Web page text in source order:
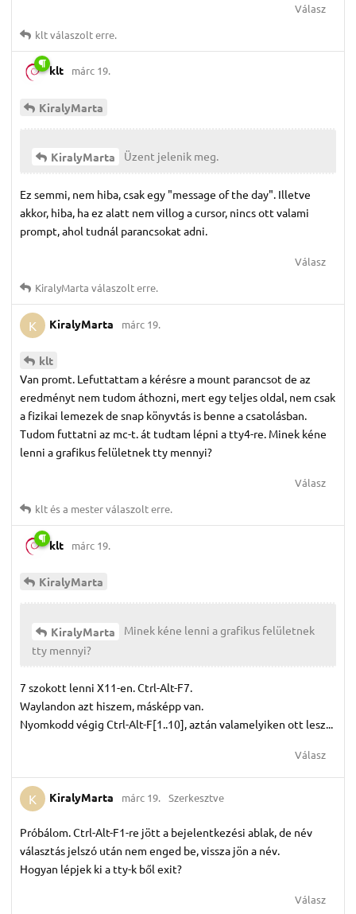
Válasz
kltválaszolt erre.
klt márc 19.
KiralyMarta
KiralyMarta Üzent jelenik meg.
Ez semmi, nem hiba, csak egy "message of the day". Illetve
akkor, hiba, ha ez alatt nem villog a cursor, nincs ott valami
prompt, ahol tudnál parancsokat adni.
Válasz
KiralyMarta válaszolt erre.
K KiralyMarta márc 19.
klt
Van promt. Lefuttattam a kérésre a mount parancsot de az
eredményt nem tudom áthozni, mert egy teljes oldal, nem csak
a fizikai lemezek de snap könyvtás is benne a csatolásban.
Tudom futtatni az mc-t. át tudtam lépni a tty4-re. Minek kéne
lenni a grafikus felületnek tty mennyi?
Válasz
kltésa mesterválaszolt erre.
klt márc 19.
KiralyMarta
KiralyMarta
Minek kéne lenni a grafikus felületnek
tty mennyi?
7 szokott lenni X11-en. Ctrl-Alt-F7.
Waylandon azt hiszem, másképp van.
Nyomkodd végig Ctrl-Alt-F[1..10], aztán valamelyiken ott lesz...
Válasz
K KiralyMarta márc 19. Szerkesztve
Próbálom. Ctrl-Alt-F1-re jött a bejelentkezési ablak, de név
választás jelszó után nem enged be, vissza jön a név.
Hogyan lépjek ki a tty-k ből exit?
Válasz